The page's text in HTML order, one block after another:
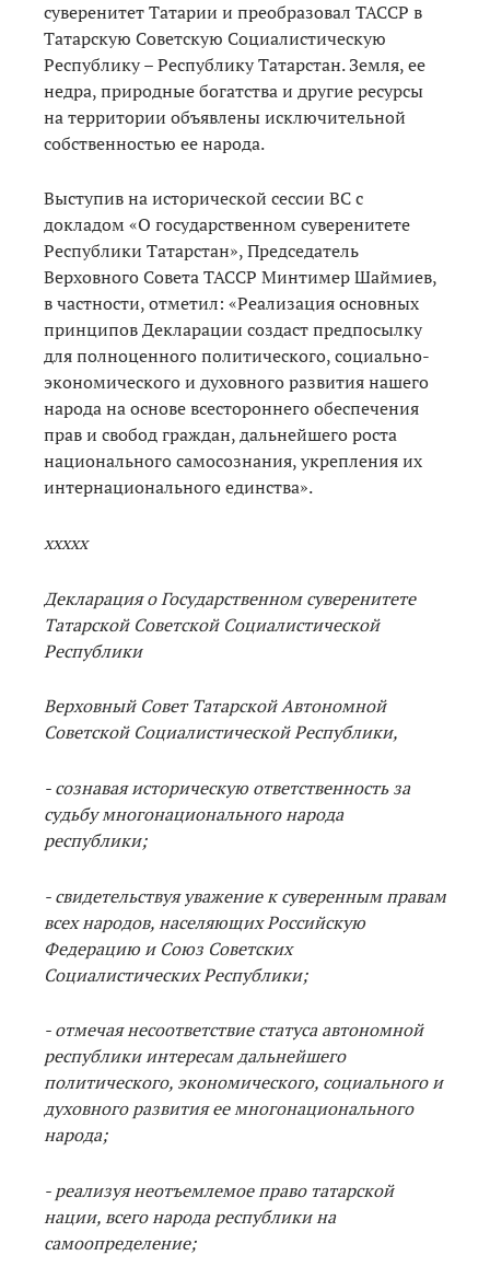
суверенитет Татарии и преобразовал ТАССР в
Татарскую Советскую Социалистическую
Республику – Республику Татарстан. Земля, ее
недра, природные богатства и другие ресурсы
на территории объявлены исключительной
собственностью ее народа.
Выступив на исторической сессии ВС с
докладом «О государственном суверенитете
Республики Татарстан», Председатель
Верховного Совета ТАССР Минтимер Шаймиев,
в частности, отметил: «Реализация основных
принципов Декларации создаст предпосылку
для полноценного политического, социально-
экономического и духовного развития нашего
народа на основе всестороннего обеспечения
прав и свобод граждан, дальнейшего роста
национального самосознания, укрепления их
интернационального единства».
ххххх
Декларация о Государственном суверенитете
Татарской Советской Социалистической
Республики
Верховный Совет Татарской Автономной
Советской Социалистической Республики,
- сознавая историческую ответственность за
судьбу многонационального народа
республики;
- свидетельствуя уважение к суверенным правам
всех народов, населяющих Российскую
Федерацию и Союз Советских
Социалистических Республики;
- отмечая несоответствие статуса автономной
республики интересам дальнейшего
политического, экономического, социального и
духовного развития ее многонационального
народа;
- реализуя неотъемлемое право татарской
нации, всего народа республики на
самоопределение;